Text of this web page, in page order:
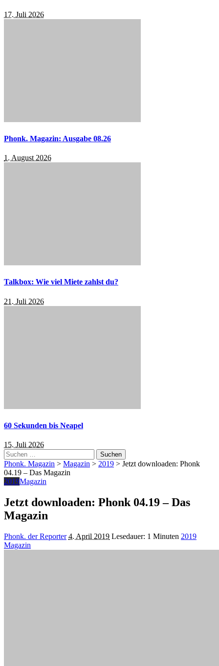
17. Juli 2026
Phonk. Magazin: Ausgabe 08.26
1. August 2026
Talkbox: Wie viel Miete zahlst du?
21. Juli 2026
60 Sekunden bis Neapel
15. Juli 2026
Suchen
nach:
Phonk. Magazin > Magazin > 2019 > Jetzt downloaden: Phonk
04.19 – Das Magazin
2019Magazin
Jetzt downloaden: Phonk 04.19 – Das
Magazin
Posted
by
Phonk. der Reporter 4. April 2019 Lesedauer: 1 Minuten 2019
Magazin